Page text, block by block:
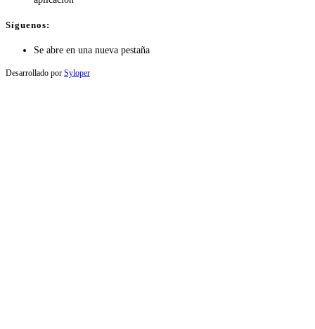
Síguenos:
Se abre en una nueva pestaña
Desarrollado por Syloper